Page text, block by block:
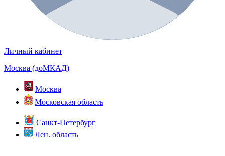
Личный кабинет
Москва (доМКАД)
Москва
Московская область
Санкт-Петербург
Лен. область